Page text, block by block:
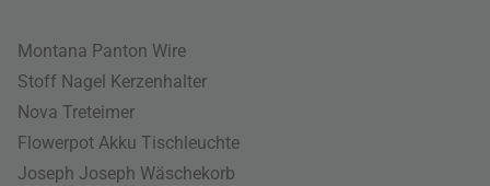
Montana Panton Wire
Stoff Nagel Kerzenhalter
Nova Treteimer
Flowerpot Akku Tischleuchte
Joseph Joseph Wäschekorb